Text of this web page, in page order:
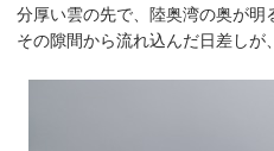
分厚い雲の先で、陸奥湾の奥が明
その隙間から流れ込んだ日差しが